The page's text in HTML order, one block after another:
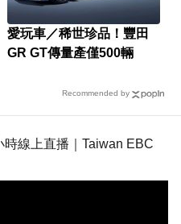
愛玩車／稀世珍品！豐田
GR GT傳量產僅500輛
Recommended by
線上直播｜Taiwan EBC